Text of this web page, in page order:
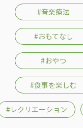
#音楽療法
#おもてなし
#おやつ
#食事を楽しむ
#レクリエーション